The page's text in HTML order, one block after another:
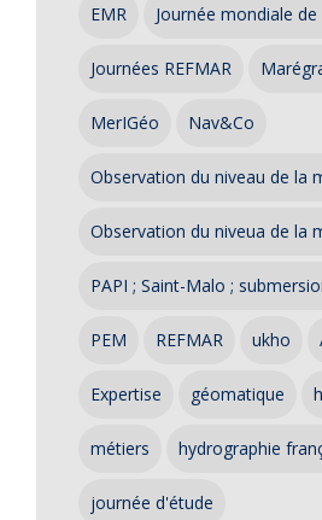
EMR Journée mondiale
Journées REFMAR
MerIGéo Nav&Co
Observation du niveau de la
Observation du niveua de la
PAPI ; Saint-Malo ;
PEM REFMAR ukho
Expertise géomatique
métiers hydrographie
journée d'étude